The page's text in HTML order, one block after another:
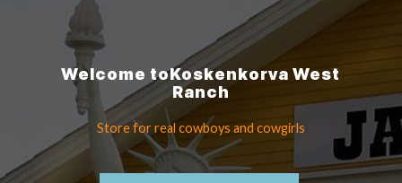
Welcome toKoskenkorvaWest
Ranch
Store for real cowboys and cowgirls